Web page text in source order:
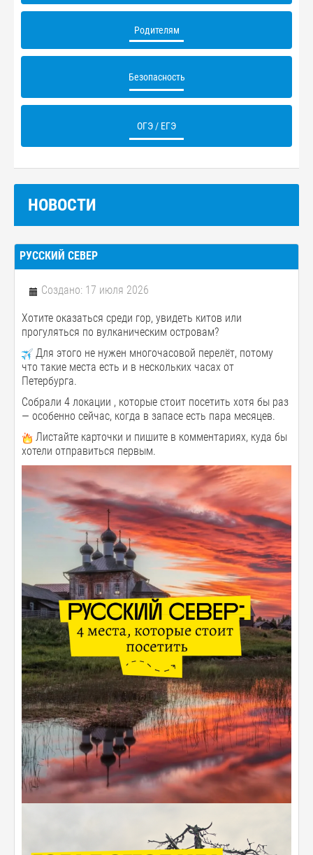
Родителям
Безопасность
ОГЭ / ЕГЭ
НОВОСТИ
РУССКИЙ СЕВЕР
Создано: 17 июля 2026
Хотите оказаться среди гор, увидеть китов или
прогуляться по вулканическим островам?
Для этого не нужен многочасовой перелёт, потому
что такие места есть и в нескольких часах от
Петербурга.
Собрали 4 локации , которые стоит посетить хотя бы раз
— особенно сейчас, когда в запасе есть пара месяцев.
Листайте карточки и пишите в комментариях, куда бы
хотели отправиться первым.